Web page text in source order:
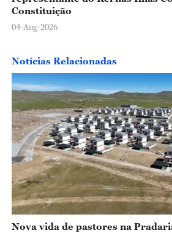
Constituição
04-Aug-2026
Notícias Relacionadas
Nova vida de pastores na